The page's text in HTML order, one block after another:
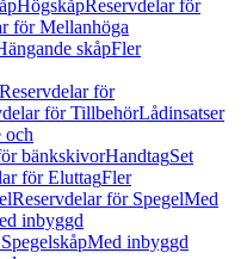
HögskåpReservdelar för
för Mellanhöga
skåpFler
Reservdelar för
för TillbehörLådinsatser
och
bänkskivorHandtagSet
för EluttagFler
Reservdelar för SpegelMed
inbyggd
Med inbyggd